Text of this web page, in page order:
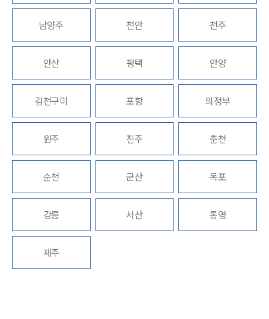
주요 업무사례
법률정보
법률지식인
고객후기
업무분야
학교폭력대응팀 업무
전체
학교폭력전문변호사
남양주 천안 전주
안산 평택 안양
김천구미 포항 의정부
원주 진주 춘천
순천 군산 목포
강릉 서산 통영
제주